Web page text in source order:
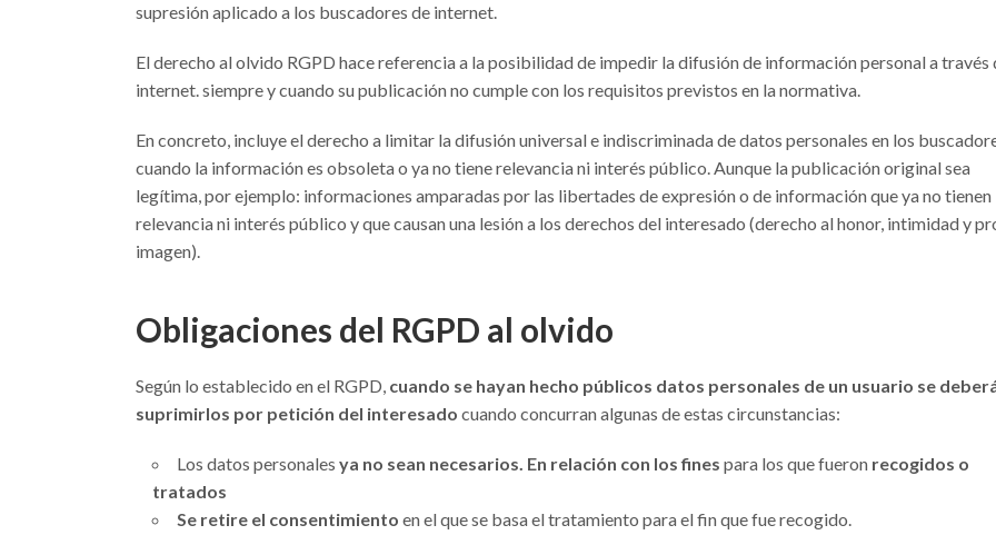
supresión aplicado a los buscadores de internet.
El derecho al olvido RGPD hace referencia a la posibilidad de impedir la difusión de información personal a través
internet. siempre y cuando su publicación no cumple con los requisitos previstos en la normativa.
En concreto, incluye el derecho a limitar la difusión universal e indiscriminada de datos personales en los
cuando la información es obsoleta o ya no tiene relevancia ni interés público. Aunque la publicación original sea
legítima, por ejemplo: informaciones amparadas por las libertades de expresión o de información que ya no tienen
relevancia ni interés público y que causan una lesión a los derechos del interesado (derecho al honor, intimidad y
imagen).
Obligaciones del RGPD al olvido
Según lo establecido en el RGPD, cuando se hayan hecho públicos datos personales de un usuario se
suprimirlos por petición del interesado cuando concurran algunas de estas circunstancias:
Los datos personales ya no sean necesarios. En relación con los fines para los que fueron recogidos o
tratados
Se retire el consentimiento en el que se basa el tratamiento para el fin que fue recogido.